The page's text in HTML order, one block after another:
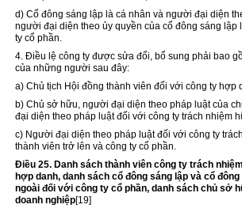
d) Cổ đông sáng lập là cá nhân và người đại diện
người đại diện theo ủy quyền của cổ đông sáng lập
ty cổ phần.
4. Điều lệ công ty được sửa đổi, bổ sung phải bao
của những người sau đây:
a) Chủ tịch Hội đồng thành viên đối với công ty hợp
b) Chủ sở hữu, người đại diện theo pháp luật của
đại diện theo pháp luật đối với công ty trách nhiệm
c) Người đại diện theo pháp luật đối với công ty
thành viên trở lên và công ty cổ phần.
Điều 25. Danh sách thành viên công ty trách
hợp danh, danh sách cổ đông sáng lập và cổ
ngoài đối với công ty cổ phần, danh sách chủ sở
doanh nghiệp[19]